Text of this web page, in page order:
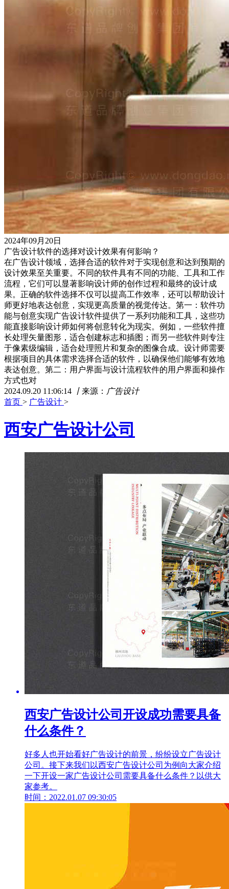
2024年09月20日
广告设计软件的选择对设计效果有何影响？
在广告设计领域，选择合适的软件对于实现创意和达到预期的
设计效果至关重要。不同的软件具有不同的功能、工具和工作
流程，它们可以显著影响设计师的创作过程和最终的设计成
果。正确的软件选择不仅可以提高工作效率，还可以帮助设计
师更好地表达创意，实现更高质量的视觉传达。第一：软件功
能与创意实现广告设计软件提供了一系列功能和工具，这些功
能直接影响设计师如何将创意转化为现实。例如，一些软件擅
长处理矢量图形，适合创建标志和插图；而另一些软件则专注
于像素级编辑，适合处理照片和复杂的图像合成。设计师需要
根据项目的具体需求选择合适的软件，以确保他们能够有效地
表达创意。第二：用户界面与设计流程软件的用户界面和操作
方式也对
2024.09.20 11:06:14
丨 来源： 广告设计
首页 > 广告设计 >
西安广告设计公司
西安广告设计公司开设成功需要具备
什么条件？
好多人也开始看好广告设计的前景，纷纷设立广告设计
公司。接下来我们以西安广告设计公司为例向大家介绍
一下开设一家广告设计公司需要具备什么条件？以供大
家参考。
时间：2022.01.07 09:30:05